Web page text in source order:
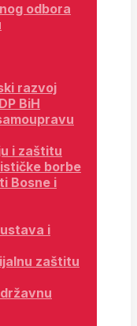
odbora
razvoj
BiH
i zaštitu
borbe
Bosne i
i
zaštitu